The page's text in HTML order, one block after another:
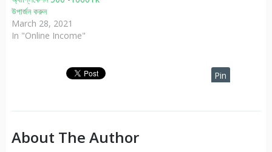
উপার্জন করুন
March 28, 2021
In "Online Income"
Pin
About The Author